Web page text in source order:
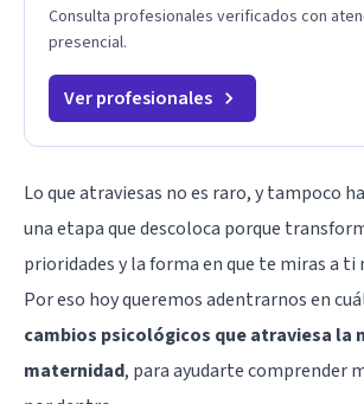
Consulta profesionales verificados con
presencial.
Ver profesionales
Lo que atraviesas no es raro, y tampoco
una etapa que descoloca porque
prioridades y la forma en que te miras a ti
Por eso hoy queremos adentrarnos en
cambios psicológicos que atraviesa la
maternidad, para ayudarte comprender